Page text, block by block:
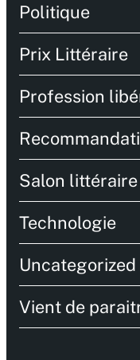
Politique
Prix Littéraire
Profession
Salon littéraire
Technologie
Uncategorized
Vient de